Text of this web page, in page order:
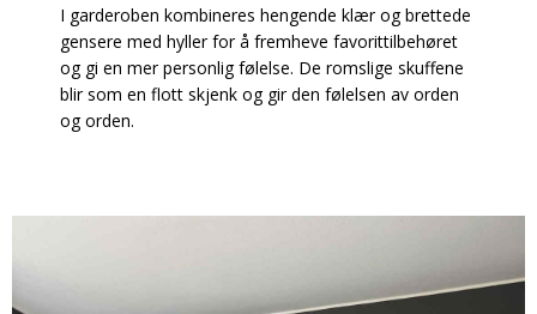
I garderoben kombineres hengende klær og brettede
gensere med hyller for å fremheve favorittilbehøret
og gi en mer personlig følelse. De romslige skuffene
blir som en flott skjenk og gir den følelsen av orden
og orden.